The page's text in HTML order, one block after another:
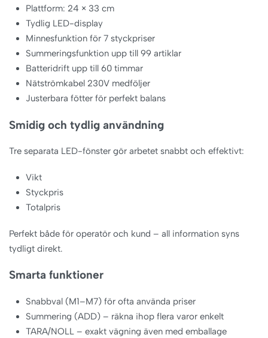
Plattform: 24 × 33 cm
Tydlig LED-display
Minnesfunktion för 7 styckpriser
Summeringsfunktion upp till 99 artiklar
Batteridrift upp till 60 timmar
Nätströmkabel 230V medföljer
Justerbara fötter för perfekt balans
Smidig och tydlig användning
Tre separata LED-fönster gör arbetet snabbt och effektivt:
Vikt
Styckpris
Totalpris
Perfekt både för operatör och kund – all information syns
tydligt direkt.
Smarta funktioner
Snabbval (M1–M7) för ofta använda priser
Summering (ADD) – räkna ihop flera varor enkelt
TARA/NOLL – exakt vägning även med emballage